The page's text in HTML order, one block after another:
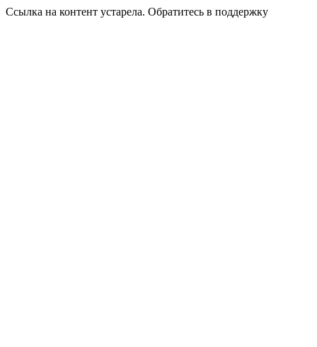
Ссылка на контент устарела. Обратитесь в поддержку